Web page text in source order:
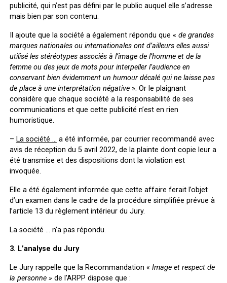
publicité, qui n’est pas défini par le public auquel elle s’adresse
mais bien par son contenu.
Il ajoute que la société a également répondu que « de grandes
marques nationales ou internationales ont d’ailleurs elles aussi
utilisé les stéréotypes associés à l’image de l’homme et de la
femme ou des jeux de mots pour interpeller l’audience en
conservant bien évidemment un humour décalé qui ne laisse pas
de place à une interprétation négative». Or le plaignant
considère que chaque société a la responsabilité de ses
communications et que cette publicité n’est en rien
humoristique.
– La société … a été informée, par courrier recommandé avec
avis de réception du 5 avril 2022, de la plainte dont copie leur a
été transmise et des dispositions dont la violation est
invoquée.
Elle a été également informée que cette affaire ferait l’objet
d’un examen dans le cadre de la procédure simplifiée prévue à
l’article 13 du règlement intérieur du Jury.
La société … n’a pas répondu.
3. L’analyse du Jury
Le Jury rappelle que la Recommandation « Image et respect de
la personne » de l’ARPP dispose que :